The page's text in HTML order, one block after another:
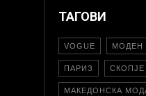
ТАГОВИ
VOGUE МОДЕН
ПАРИЗ СКОПЈЕ
МАКЕДОНСКА